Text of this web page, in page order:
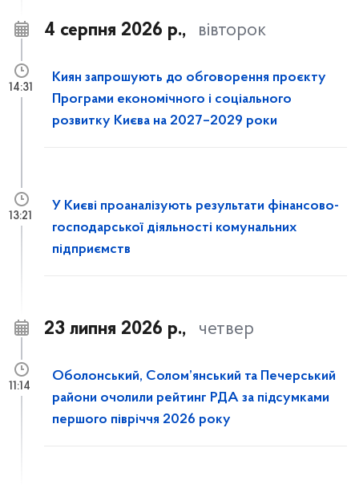
4 серпня 2026 р., вівторок
Киян запрошують до обговорення проєкту
Програми економічного і соціального
розвитку Києва на 2027–2029 роки
14:31
У Києві проаналізують результати фінансово-
господарської діяльності комунальних
підприємств
13:21
23 липня 2026 р., четвер
Оболонський, Солом’янський та Печерський
райони очолили рейтинг РДА за підсумками
першого півріччя 2026 року
11:14